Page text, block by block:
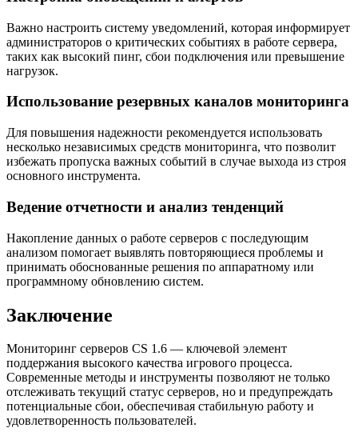
Важно настроить систему уведомлений, которая информирует
администраторов о критических событиях в работе сервера,
таких как высокий пинг, сбои подключения или превышение
нагрузок.
Использование резервных каналов мониторинга
Для повышения надежности рекомендуется использовать
несколько независимых средств мониторинга, что позволит
избежать пропуска важных событий в случае выхода из строя
основного инструмента.
Ведение отчетности и анализ тенденций
Накопление данных о работе серверов с последующим
анализом помогает выявлять повторяющиеся проблемы и
принимать обоснованные решения по аппаратному или
программному обновлению систем.
Заключение
Мониторинг серверов CS 1.6 — ключевой элемент
поддержания высокого качества игрового процесса.
Современные методы и инструменты позволяют не только
отслеживать текущий статус серверов, но и предупреждать
потенциальные сбои, обеспечивая стабильную работу и
удовлетворенность пользователей.